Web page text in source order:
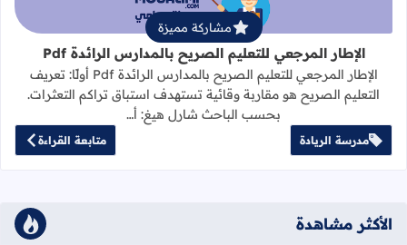
مشاركة مميزة
الإطار المرجعي للتعليم الصريح بالمدارس الرائدة Pdf
الإطار المرجعي للتعليم الصريح بالمدارس الرائدة Pdf أولًا: تعريف
التعليم الصريح هو مقاربة وقائية تستهدف استباق تراكم التعثرات.
بحسب الباحث شارل هيغ: أ…
مدرسة الريادة متابعة القراءة
الأكثر مشاهدة